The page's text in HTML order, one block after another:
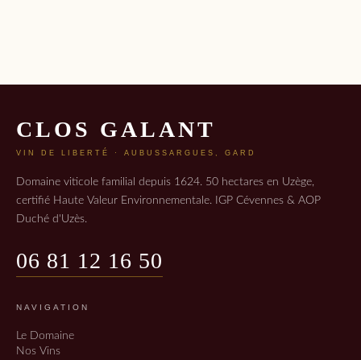
CLOS GALANT
VIN DE LIBERTÉ · AUBUSSARGUES, GARD
Domaine viticole familial depuis 1624. 50 hectares en Uzège,
certifié Haute Valeur Environnementale. IGP Cévennes & AOP
Duché d'Uzès.
06 81 12 16 50
NAVIGATION
Le Domaine
Nos Vins